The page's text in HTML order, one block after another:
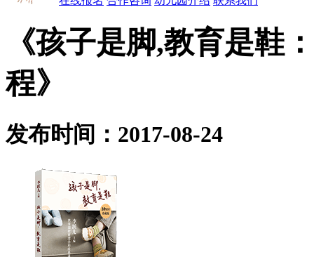
《孩子是脚,教育是鞋
程》
发布时间：2017-08-24